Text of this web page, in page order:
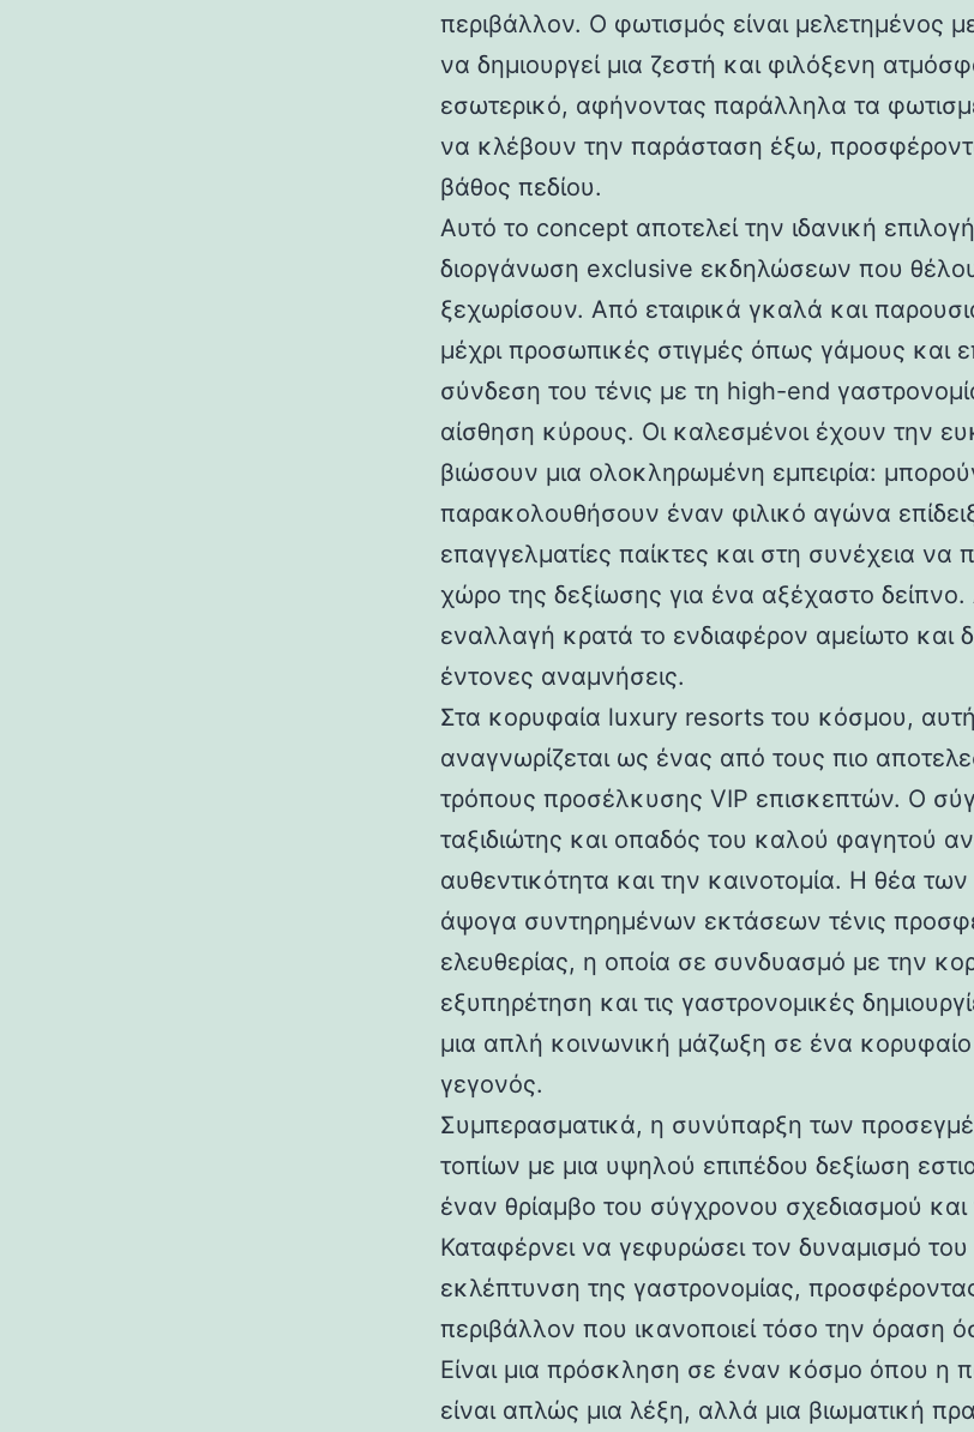
περιβάλλον. Ο φωτισμός είναι μελετημένος
να δημιουργεί μια ζεστή και φιλόξενη
εσωτερικό, αφήνοντας παράλληλα τα
να κλέβουν την παράσταση έξω,
βάθος πεδίου.
Αυτό το concept αποτελεί την ιδανική
διοργάνωση exclusive εκδηλώσεων που
ξεχωρίσουν. Από εταιρικά γκαλά και
μέχρι προσωπικές στιγμές όπως γάμους και
σύνδεση του τένις με τη high-end
αίσθηση κύρους. Οι καλεσμένοι έχουν την
βιώσουν μια ολοκληρωμένη εμπειρία:
παρακολουθήσουν έναν φιλικό αγώνα
επαγγελματίες παίκτες και στη συνέχεια να
χώρο της δεξίωσης για ένα αξέχαστο
εναλλαγή κρατά το ενδιαφέρον αμείωτο και
έντονες αναμνήσεις.
Στα κορυφαία luxury resorts του κόσμου,
αναγνωρίζεται ως ένας από τους πιο
τρόπους προσέλκυσης VIP επισκεπτών. Ο
ταξιδιώτης και οπαδός του καλού φαγητού
αυθεντικότητα και την καινοτομία. Η θέα
άψογα συντηρημένων εκτάσεων τένις
ελευθερίας, η οποία σε συνδυασμό με την
εξυπηρέτηση και τις γαστρονομικές
μια απλή κοινωνική μάζωξη σε ένα
γεγονός.
Συμπερασματικά, η συνύπαρξη των
τοπίων με μια υψηλού επιπέδου δεξίωση
έναν θρίαμβο του σύγχρονου σχεδιασμού και
Καταφέρνει να γεφυρώσει τον δυναμισμό του
εκλέπτυνση της γαστρονομίας,
περιβάλλον που ικανοποιεί τόσο την όραση
Είναι μια πρόσκληση σε έναν κόσμο όπου η
είναι απλώς μια λέξη, αλλά μια βιωματική